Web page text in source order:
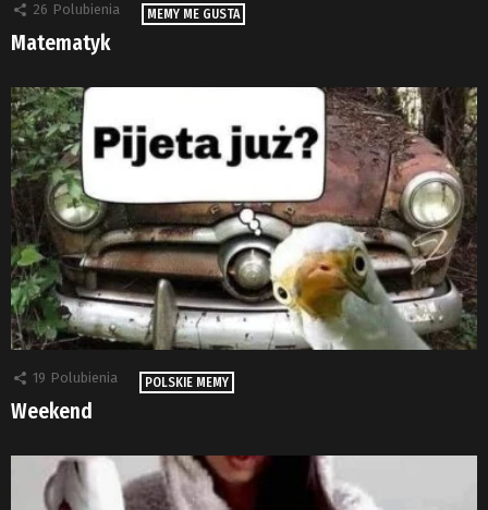
26 Polubienia MEMY ME GUSTA
Matematyk
19 Polubienia POLSKIE MEMY
Weekend